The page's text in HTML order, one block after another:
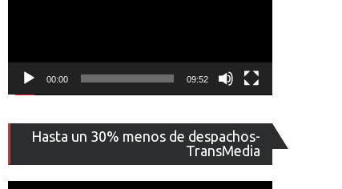
00:00 09:52
Hasta un 30% menos de despachos-
TransMedia
de
vídeo